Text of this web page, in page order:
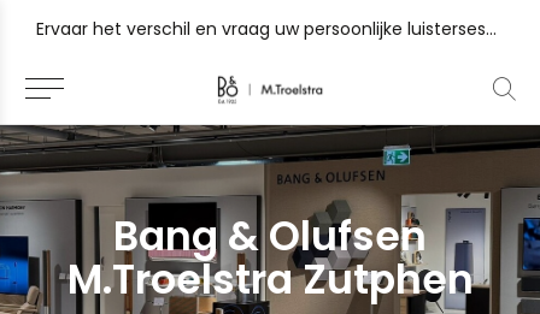
Ervaar het verschil en vraag uw persoonlijke luistersessie
Bang & Olufsen
M.Troelstra Zutphen